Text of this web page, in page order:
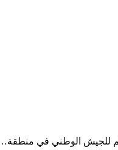
للجيش الوطني في